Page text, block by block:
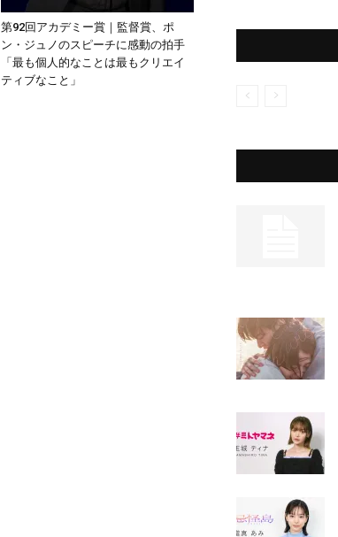
第92回アカデミー賞｜監督賞、ポ
ン・ジュノのスピーチに感動の拍手
「最も個人的なことは最もクリエイ
ティブなこと」